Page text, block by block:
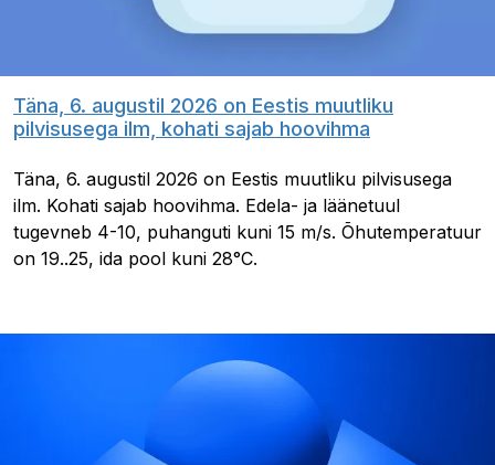
Täna, 6. augustil 2026 on Eestis muutliku
pilvisusega ilm, kohati sajab hoovihma
Täna, 6. augustil 2026 on Eestis muutliku pilvisusega
ilm. Kohati sajab hoovihma. Edela- ja läänetuul
tugevneb 4-10, puhanguti kuni 15 m/s. Õhutemperatuur
on 19..25, ida pool kuni 28°C.